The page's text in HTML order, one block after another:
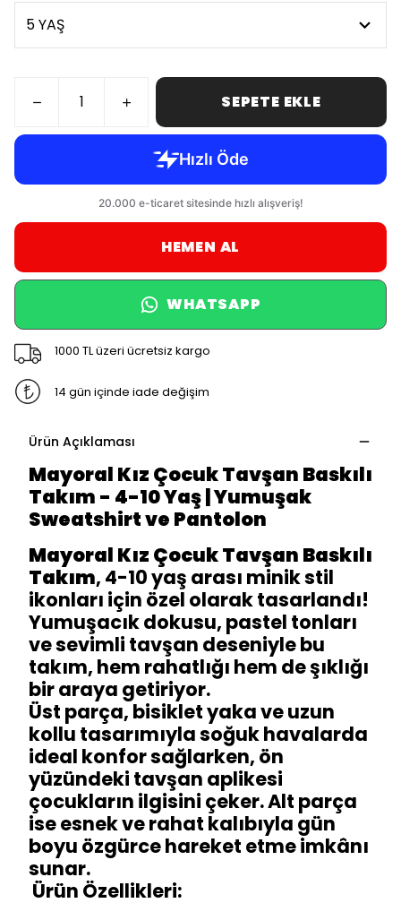
SEPETE EKLE
HEMEN AL
WHATSAPP
1000 TL üzeri ücretsiz kargo
14 gün içinde iade değişim
Ürün Açıklaması
Mayoral Kız Çocuk Tavşan Baskılı
Takım - 4-10 Yaş | Yumuşak
Sweatshirt ve Pantolon
Mayoral Kız Çocuk Tavşan Baskılı
Takım, 4-10 yaş arası minik stil
ikonları için özel olarak tasarlandı!
Yumuşacık dokusu, pastel tonları
ve sevimli tavşan deseniyle bu
takım, hem rahatlığı hem de şıklığı
bir araya getiriyor.
Üst parça, bisiklet yaka ve uzun
kollu tasarımıyla soğuk havalarda
ideal konfor sağlarken, ön
yüzündeki tavşan aplikesi
çocukların ilgisini çeker. Alt parça
ise esnek ve rahat kalıbıyla gün
boyu özgürce hareket etme imkânı
sunar.
Ürün Özellikleri: